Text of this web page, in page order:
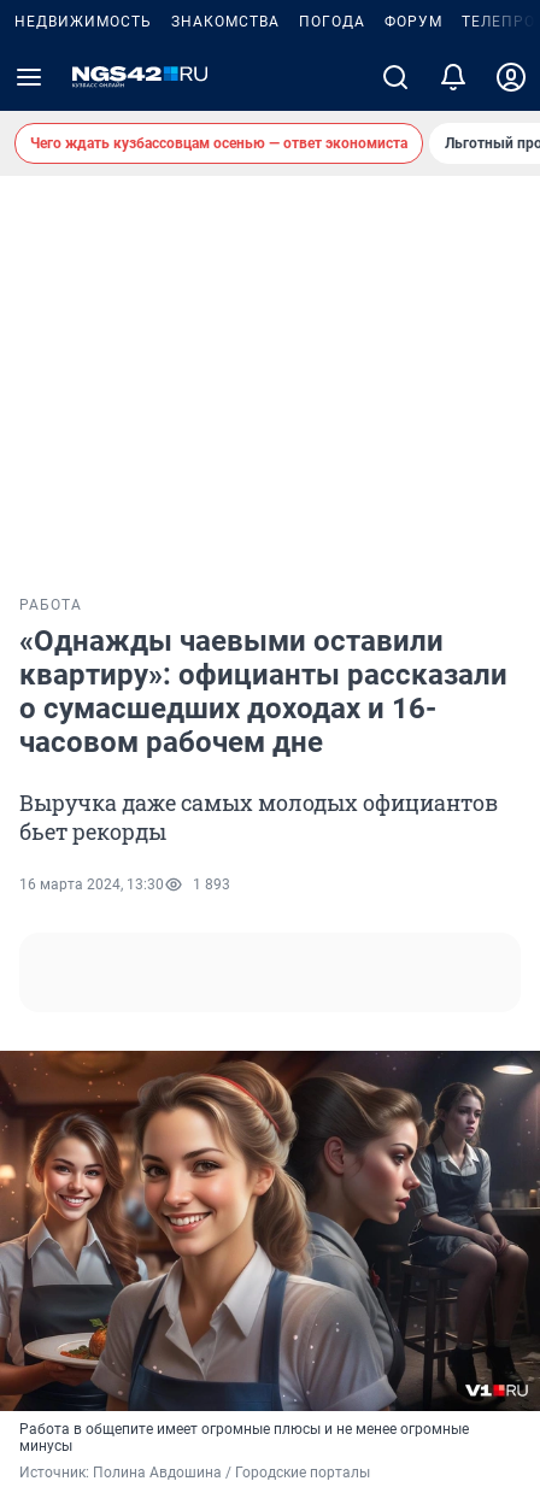
НЕДВИЖИМОСТЬ ЗНАКОМСТВА ПОГОДА ФОРУМ
Чего ждать кузбассовцам осенью — ответ экономиста Льготный
РАБОТА
«Однажды чаевыми оставили
квартиру»: официанты рассказали
о сумасшедших доходах и 16-
часовом рабочем дне
Выручка даже самых молодых официантов
бьет рекорды
16 марта 2024, 13:30 1 893
Работа в общепите имеет огромные плюсы и не менее огромные
минусы
Источник: Полина Авдошина / Городские порталы